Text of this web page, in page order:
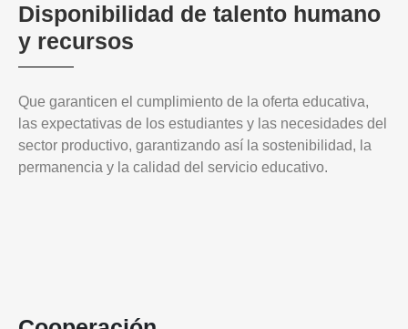
Disponibilidad de talento humano
y recursos
Que garanticen el cumplimiento de la oferta educativa,
las expectativas de los estudiantes y las necesidades del
sector productivo, garantizando así la sostenibilidad, la
permanencia y la calidad del servicio educativo.